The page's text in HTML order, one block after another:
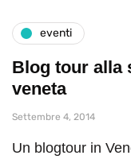
eventi
Blog tour alla
veneta
Settembre 4, 2014
Un blogtour in